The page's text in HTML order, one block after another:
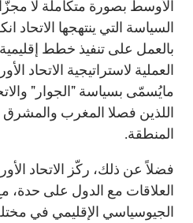
الأوسط بصورة متكاملة لا
السياسة التي ينتهجها الاتحاد
بالعمل على تنفيذ خطط
العملية لاستراتيجية الاتحاد
مايُسمّى بسياسة "الجوار"
اللذين فصلا المغرب والمشرق
المنطقة.
فضلاً عن ذلك، ركّز الاتحاد
العلاقات مع الدول على
الجيوسياسي الإقليمي في